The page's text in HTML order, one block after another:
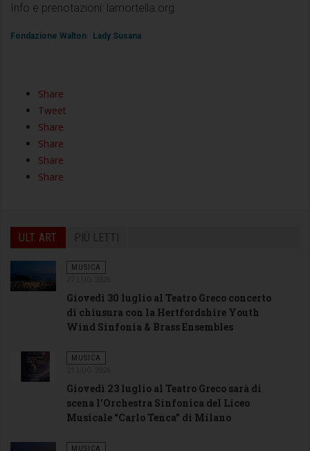
Info e prenotazioni: lamortella.org
Fondazione Walton Lady Susana
Share
Tweet
Share
Share
Share
Share
ULT. ART. PIÙ LETTI
MUSICA
Giovedi 30 luglio al Teatro Greco concerto
di chiusura con la Hertfordshire Youth
Wind Sinfonia & Brass Ensembles
MUSICA
Giovedì 23 luglio al Teatro Greco sarà di
scena l’Orchestra Sinfonica del Liceo
Musicale “Carlo Tenca” di Milano
MUSICA